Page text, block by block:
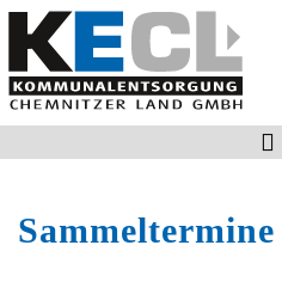

Sammeltermine